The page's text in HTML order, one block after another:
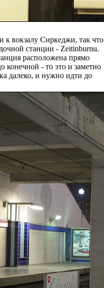
к вокзалу Сиркеджи, так что
станции - Zeitinburnu.
расположена прямо
конечной - то это и заметно
далеко, и нужно идти до